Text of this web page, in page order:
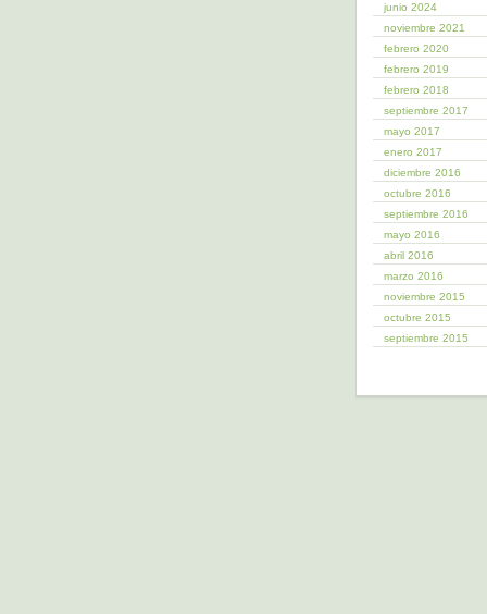
junio 2024
noviembre 2021
febrero 2020
febrero 2019
febrero 2018
septiembre 2017
mayo 2017
enero 2017
diciembre 2016
octubre 2016
septiembre 2016
mayo 2016
abril 2016
marzo 2016
noviembre 2015
octubre 2015
septiembre 2015